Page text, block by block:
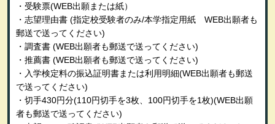
・受験票(WEB出願または紙）
・志望理由書(指定校受験者のみ/本学指定用紙 WEB出願者も
郵送で送ってください)
・調査書(WEB出願者も郵送で送ってください)
・推薦書(WEB出願者も郵送で送ってください)
・入学検定料の振込証明書または利用明細(WEB出願者も郵送
で送ってください)
・切手430円分(110円切手を3枚、100円切手を1枚)(WEB出願
者も郵送で送ってください)